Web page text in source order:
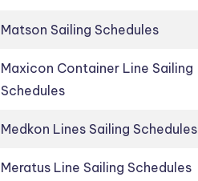
Matson Sailing Schedules
Maxicon Container Line Sailing
Schedules
Medkon Lines Sailing Schedules
Meratus Line Sailing Schedules